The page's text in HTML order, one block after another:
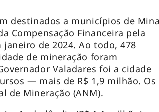
destinados a municípios de
Compensação Financeira pela
janeiro de 2024. Ao todo, 478
de mineração foram
Valadares foi a cidade
— mais de R$ 1,9 milhão. Os
de Mineração (ANM).